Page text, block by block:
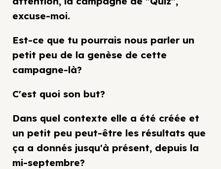
excuse-moi.
Est-ce que tu pourrais nous parler un
petit peu de la genèse de cette
campagne-là?
C'est quoi son but?
Dans quel contexte elle a été créée et
un petit peu peut-être les résultats que
ça a donnés jusqu'à présent, depuis la
mi-septembre?